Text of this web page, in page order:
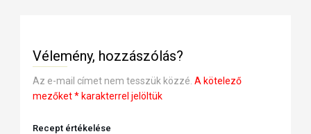
Vélemény, hozzászólás?
Az e-mail címet nem tesszük közzé. A kötelező
mezőket*karakterrel jelöltük
Recept értékelése